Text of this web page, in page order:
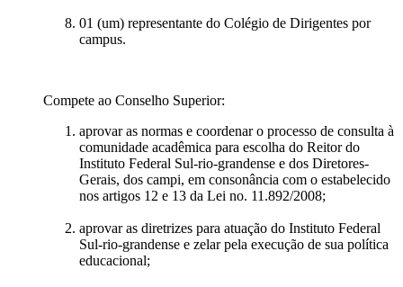
01 (um) representante do Colégio de Dirigentes por
campus.
Compete ao Conselho Superior:
aprovar as normas e coordenar o processo de consulta à
comunidade acadêmica para escolha do Reitor do
Instituto Federal Sul-rio-grandense e dos Diretores-
Gerais, dos campi, em consonância com o estabelecido
nos artigos 12 e 13 da Lei no. 11.892/2008;
aprovar as diretrizes para atuação do Instituto Federal
Sul-rio-grandense e zelar pela execução de sua política
educacional;